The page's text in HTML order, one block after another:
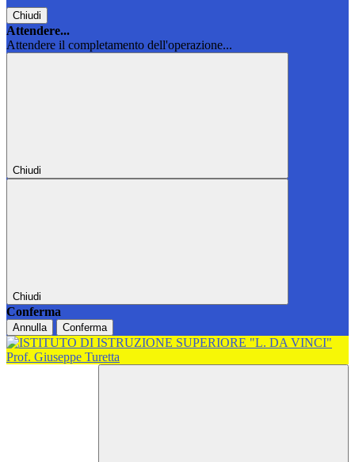
Chiudi
Attendere...
Attendere il completamento dell'operazione...
Chiudi
Chiudi
Conferma
Annulla Conferma